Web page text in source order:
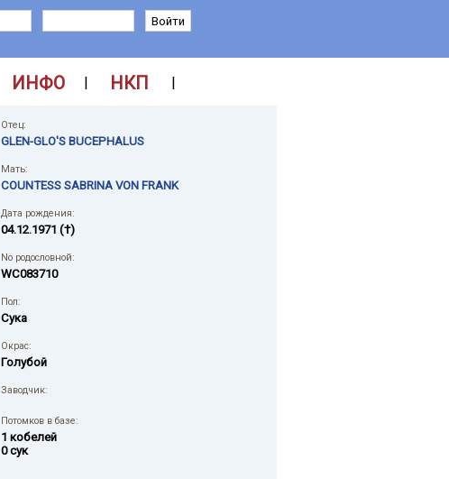
ИНФО | НКП |
Отец:
GLEN-GLO'S BUCEPHALUS
Мать:
COUNTESS SABRINA VON FRANK
Дата рождения:
04.12.1971 (†)
No родословной:
WC083710
Пол:
Сука
Окрас:
Голубой
Заводчик:
Потомков в базе:
1 кобелей
0 сук